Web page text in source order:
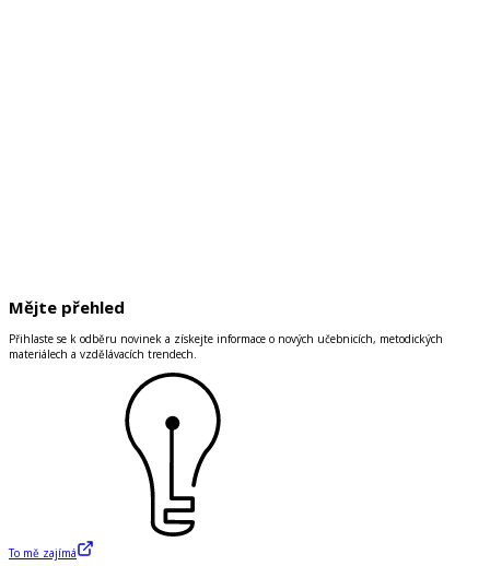
Mějte přehled
Přihlaste se k odběru novinek a získejte informace o nových učebnicích, metodických
materiálech a vzdělávacích trendech.
To mě zajímá